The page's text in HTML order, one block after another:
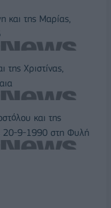
και της Μαρίας,
Χριστίνας,
και της
20-9-1990 στη Φυλή